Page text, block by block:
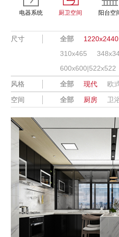
电器系统 厨卫空间 阳台空
尺寸 全部 1220x2440
310x465
600x600|522x522
风格
全部 现代 欧
空间
全部 厨房 卫